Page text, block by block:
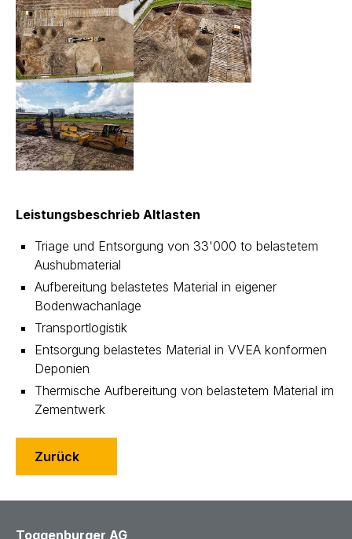
Leistungsbeschrieb Altlasten
Triage und Entsorgung von 33'000 to belastetem
Aushubmaterial
Aufbereitung belastetes Material in eigener
Bodenwachanlage
Transportlogistik
Entsorgung belastetes Material in VVEA konformen
Deponien
Thermische Aufbereitung von belastetem Material im
Zementwerk
Zurück
Toggenburger AG